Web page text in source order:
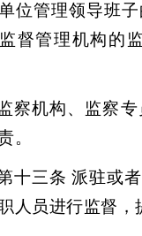
位管理领导班
督管理机构的
察机构、监察
。
十三条 派驻或
人员进行监督，